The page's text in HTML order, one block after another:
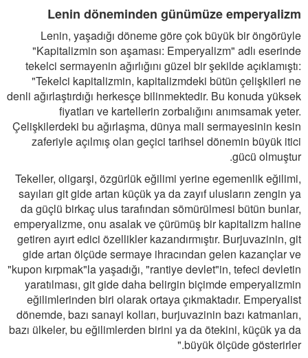
Lenin döneminden günümüze emperyalizm
Lenin, yaşadığı döneme göre çok büyük bir öngörüyle
"Kapitalizmin son aşaması: Emperyalizm" adlı eserinde
tekelci sermayenin ağırlığını güzel bir şekilde açıklamıştı:
"Tekelci kapitalizmin, kapitalizmdeki bütün çelişkileri ne
denli ağırlaştırdığı herkesçe bilinmektedir. Bu konuda yüksek
fiyatları ve kartellerin zorbalığını anımsamak yeter.
Çelişkilerdeki bu ağırlaşma, dünya mali sermayesinin kesin
zaferiyle açılmış olan geçici tarihsel dönemin büyük itici
gücü olmuştur.
Tekeller, oligarşi, özgürlük eğilimi yerine egemenlik eğilimi,
sayıları git gide artan küçük ya da zayıf ulusların zengin ya
da güçlü birkaç ulus tarafından sömürülmesi bütün bunlar,
emperyalizme, onu asalak ve çürümüş bir kapitalizm haline
getiren ayırt edici özellikler kazandırmıştır. Burjuvazinin, git
gide artan ölçüde sermaye ihracından gelen kazançlar ve
"kupon kırpmak"la yaşadığı, "rantiye devlet"in, tefeci devletin
yaratılması, git gide daha belirgin biçimde emperyalizmin
eğilimlerinden biri olarak ortaya çıkmaktadır. Emperyalist
dönemde, bazı sanayi kolları, burjuvazinin bazı katmanları,
bazı ülkeler, bu eğilimlerden birini ya da ötekini, küçük ya da
büyük ölçüde gösterirler."